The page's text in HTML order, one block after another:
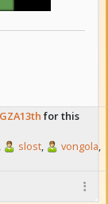
for this
slost vongola